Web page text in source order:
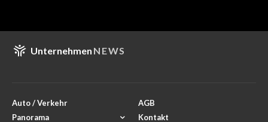
Unternehmen NEWS
Auto / Verkehr
Panorama
AGB
Kontakt